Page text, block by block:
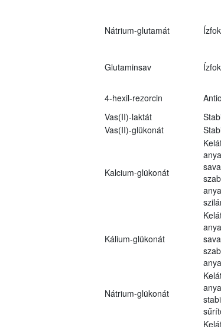
Nátrium-glutamát
Glutaminsav
4-hexil-rezorcin
Vas(II)-laktát
Vas(II)-glükonát
Kalcium-glükonát
Kálium-glükonát
Nátrium-glükonát